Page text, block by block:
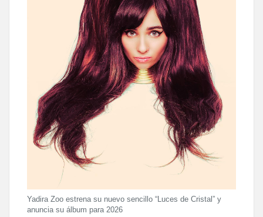
Yadira Zoo estrena su nuevo sencillo “Luces de Cristal” y
anuncia su álbum para 2026